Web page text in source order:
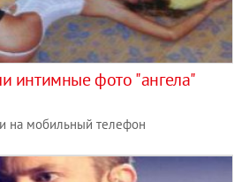
интимные фото "ангела"
на мобильный телефон